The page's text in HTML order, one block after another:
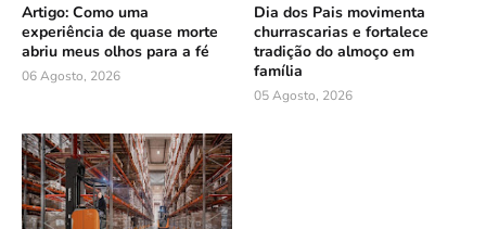
Artigo: Como uma
experiência de quase morte
abriu meus olhos para a fé
06 Agosto, 2026
Dia dos Pais movimenta
churrascarias e fortalece
tradição do almoço em
família
05 Agosto, 2026